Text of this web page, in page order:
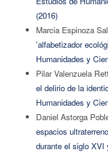
(2016)
Marcia Espinoza
'alfabetizador
Humanidades y
Pilar Valenzuela
el delirio de la
Humanidades y
Daniel Astorga
espacios
durante el siglo XVI